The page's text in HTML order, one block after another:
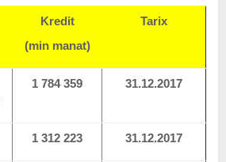
Kredit
(min manat)
Tarix
1 784 359 31.12.2017
1 312 223 31.12.2017